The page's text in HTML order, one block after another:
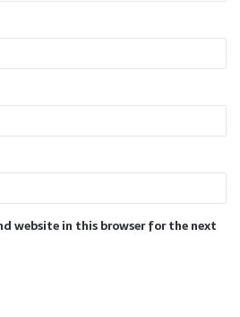
website in this browser for the next